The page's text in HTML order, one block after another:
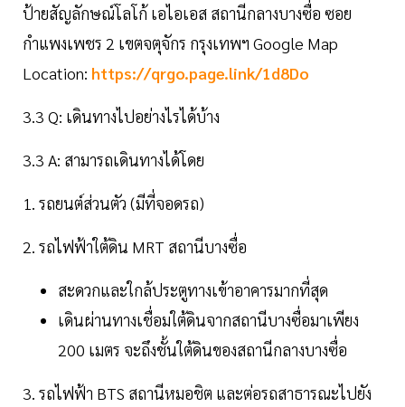
ป้ายสัญลักษณ์โลโก้ เอไอเอส สถานีกลางบางซื่อ ซอย
กำแพงเพชร 2 เขตจตุจักร กรุงเทพฯ Google Map
Location: https://qrgo.page.link/1d8Do
3.3 Q: เดินทางไปอย่างไรได้บ้าง
3.3 A: สามารถเดินทางได้โดย
1. รถยนต์ส่วนตัว (มีที่จอดรถ)
2. รถไฟฟ้าใต้ดิน MRT สถานีบางซื่อ
สะดวกและใกล้ประตูทางเข้าอาคารมากที่สุด
เดินผ่านทางเชื่อมใต้ดินจากสถานีบางซื่อมาเพียง
200 เมตร จะถึงชั้นใต้ดินของสถานีกลางบางซื่อ
3. รถไฟฟ้า BTS สถานีหมอชิต และต่อรถสาธารณะไปยัง